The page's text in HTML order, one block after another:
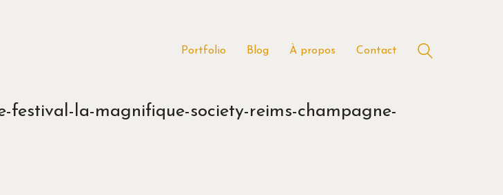
Portfolio Blog À propos Contact
la-magnifique-society-reims-champagne-